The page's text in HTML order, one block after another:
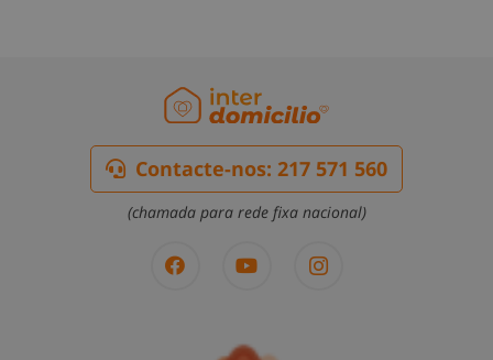
Contacte-nos: 217 571 560
(chamada para rede fixa nacional)